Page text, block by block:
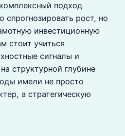
подход
спрогнозировать рост, но
инвестиционную
стоит учиться
сигналы и
структурной глубине
имели не просто
а стратегическую